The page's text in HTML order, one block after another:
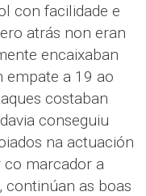
con facilidade e
atrás non eran
encaixaban
empate a 19 ao
costaban
conseguiu
na actuación
co marcador a
continúan as boas